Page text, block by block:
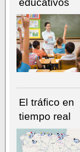
El tráfico en
tiempo real